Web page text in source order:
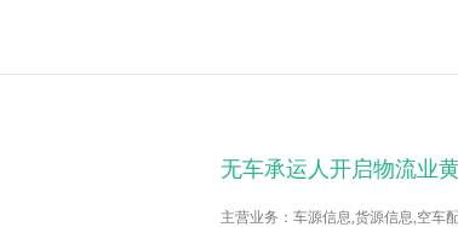
无车承运人开启物流业
主营业务：车源信息,货源信息,空车